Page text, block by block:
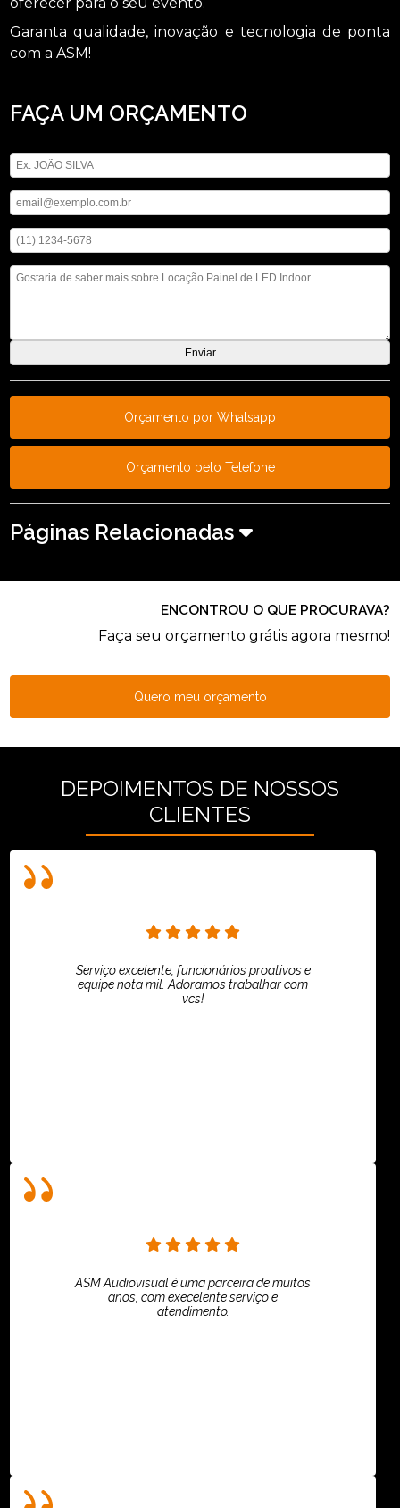
Garanta qualidade, inovação e tecnologia de ponta
com a ASM!
FAÇA UM ORÇAMENTO
Orçamento por Whatsapp
Orçamento pelo Telefone
Páginas Relacionadas
ENCONTROU O QUE PROCURAVA?
Faça seu orçamento grátis agora mesmo!
Quero meu orçamento
DEPOIMENTOS DE NOSSOS
CLIENTES
Serviço excelente, funcionários proativos e
equipe nota mil. Adoramos trabalhar com
vcs!
ASM Audiovisual é uma parceira de muitos
anos, com execelente serviço e
atendimento.